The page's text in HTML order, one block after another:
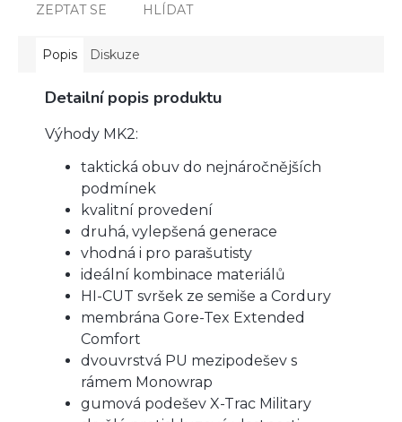
ZEPTAT SE HLÍDAT
Popis Diskuze
Detailní popis produktu
Výhody MK2:
taktická obuv do nejnáročnějších
podmínek
kvalitní provedení
druhá, vylepšená generace
vhodná i pro parašutisty
ideální kombinace materiálů
HI-CUT svršek ze semiše a Cordury
membrána Gore-Tex Extended
Comfort
dvouvrstvá PU mezipodešev s
rámem Monowrap
gumová podešev X-Trac Military